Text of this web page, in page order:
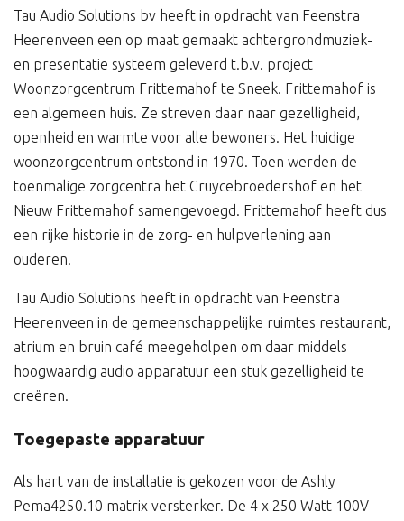
Tau Audio Solutions bv heeft in opdracht van Feenstra
Heerenveen een op maat gemaakt achtergrondmuziek-
en presentatie systeem geleverd t.b.v. project
Woonzorgcentrum Frittemahof te Sneek. Frittemahof is
een algemeen huis. Ze streven daar naar gezelligheid,
openheid en warmte voor alle bewoners. Het huidige
woonzorgcentrum ontstond in 1970. Toen werden de
toenmalige zorgcentra het Cruycebroedershof en het
Nieuw Frittemahof samengevoegd. Frittemahof heeft dus
een rijke historie in de zorg- en hulpverlening aan
ouderen.
Tau Audio Solutions heeft in opdracht van Feenstra
Heerenveen in de gemeenschappelijke ruimtes restaurant,
atrium en bruin café meegeholpen om daar middels
hoogwaardig audio apparatuur een stuk gezelligheid te
creëren.
Toegepaste apparatuur
Als hart van de installatie is gekozen voor de Ashly
Pema4250.10 matrix versterker. De 4 x 250 Watt 100V